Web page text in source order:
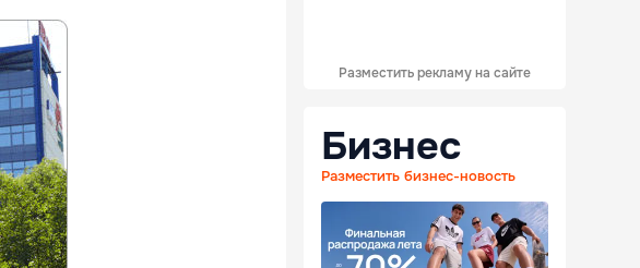
Разместить рекламу на сайте
Бизнес
Разместить бизнес-новость